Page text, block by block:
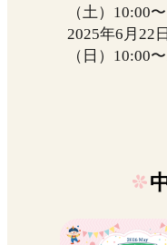
（土）10:00
2025年6月22日
（日）10:00